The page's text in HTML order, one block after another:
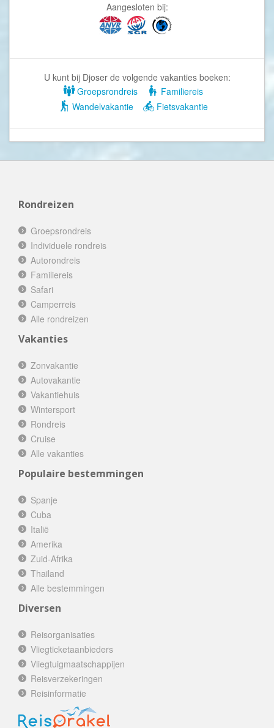
Aangesloten bij:
U kunt bij Djoser de volgende vakanties boeken:
Groepsrondreis
Familiereis
Wandelvakantie
Fietsvakantie
Rondreizen
Groepsrondreis
Individuele rondreis
Autorondreis
Familiereis
Safari
Camperreis
Alle rondreizen
Vakanties
Zonvakantie
Autovakantie
Vakantiehuis
Wintersport
Rondreis
Cruise
Alle vakanties
Populaire bestemmingen
Spanje
Cuba
Italië
Amerika
Zuid-Afrika
Thailand
Alle bestemmingen
Diversen
Reisorganisaties
Vliegticketaanbieders
Vliegtuigmaatschappijen
Reisverzekeringen
Reisinformatie